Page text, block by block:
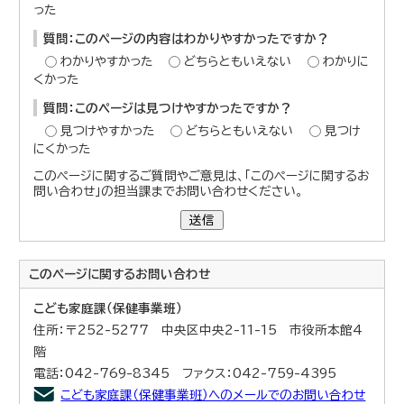
った
質問：このページの内容はわかりやすかったですか？
わかりやすかった
どちらともいえない
わかりに
くかった
質問：このページは見つけやすかったですか？
見つけやすかった
どちらともいえない
見つけ
にくかった
このページに関するご質問やご意見は、「このページに関するお
問い合わせ」の担当課までお問い合わせください。
送信
このページに関するお問い合わせ
こども家庭課（保健事業班）
住所：〒252-5277 中央区中央2-11-15 市役所本館4
階
電話：042-769-8345 ファクス：042-759-4395
こども家庭課（保健事業班）へのメールでのお問い合わせ